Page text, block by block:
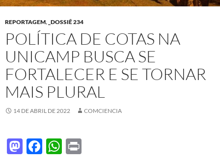
REPORTAGEM, _DOSSIÊ 234
POLÍTICA DE COTAS NA
UNICAMP BUSCA SE
FORTALECER E SE TORNAR
MAIS PLURAL
14 DE ABRIL DE 2022 COMCIENCIA
M F
W